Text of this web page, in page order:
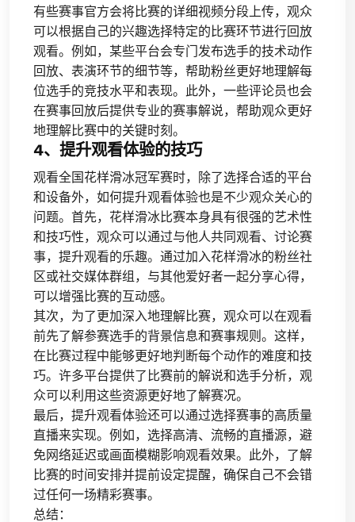
有些赛事官方会将比赛的详细视频分段上传，观众
可以根据自己的兴趣选择特定的比赛环节进行回放
观看。例如，某些平台会专门发布选手的技术动作
回放、表演环节的细节等，帮助粉丝更好地理解每
位选手的竞技水平和表现。此外，一些评论员也会
在赛事回放后提供专业的赛事解说，帮助观众更好
地理解比赛中的关键时刻。
4、提升观看体验的技巧
观看全国花样滑冰冠军赛时，除了选择合适的平台
和设备外，如何提升观看体验也是不少观众关心的
问题。首先，花样滑冰比赛本身具有很强的艺术性
和技巧性，观众可以通过与他人共同观看、讨论赛
事，提升观看的乐趣。通过加入花样滑冰的粉丝社
区或社交媒体群组，与其他爱好者一起分享心得，
可以增强比赛的互动感。
其次，为了更加深入地理解比赛，观众可以在观看
前先了解参赛选手的背景信息和赛事规则。这样，
在比赛过程中能够更好地判断每个动作的难度和技
巧。许多平台提供了比赛前的解说和选手分析，观
众可以利用这些资源更好地了解赛况。
最后，提升观看体验还可以通过选择赛事的高质量
直播来实现。例如，选择高清、流畅的直播源，避
免网络延迟或画面模糊影响观看效果。此外，了解
比赛的时间安排并提前设定提醒，确保自己不会错
过任何一场精彩赛事。
总结：